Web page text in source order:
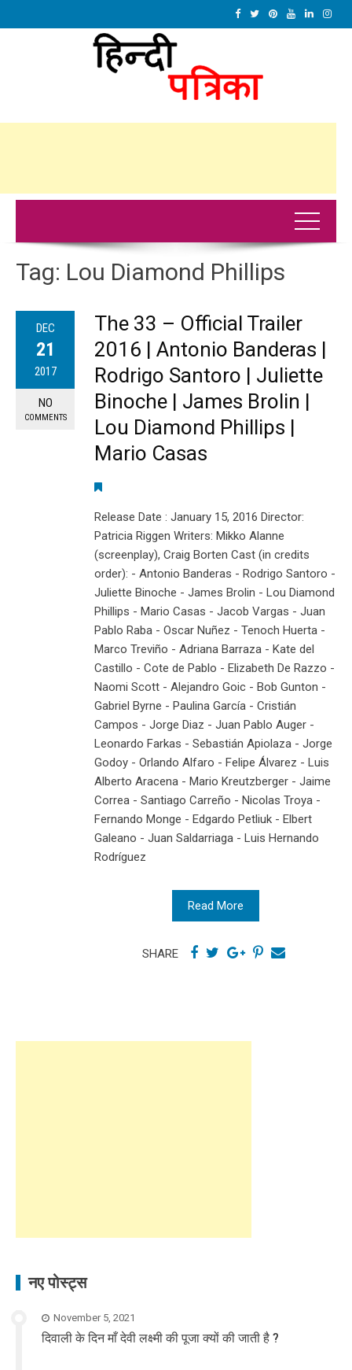
Tag: Lou Diamond Phillips
DEC
21
2017
NO
COMMENTS
The 33 – Official Trailer
2016 | Antonio Banderas |
Rodrigo Santoro | Juliette
Binoche | James Brolin |
Lou Diamond Phillips |
Mario Casas
Release Date : January 15, 2016 Director:
Patricia Riggen Writers: Mikko Alanne
(screenplay), Craig Borten Cast (in credits
order): - Antonio Banderas - Rodrigo Santoro -
Juliette Binoche - James Brolin - Lou Diamond
Phillips - Mario Casas - Jacob Vargas - Juan
Pablo Raba - Oscar Nuñez - Tenoch Huerta -
Marco Treviño - Adriana Barraza - Kate del
Castillo - Cote de Pablo - Elizabeth De Razzo -
Naomi Scott - Alejandro Goic - Bob Gunton -
Gabriel Byrne - Paulina García - Cristián
Campos - Jorge Diaz - Juan Pablo Auger -
Leonardo Farkas - Sebastián Apiolaza - Jorge
Godoy - Orlando Alfaro - Felipe Álvarez - Luis
Alberto Aracena - Mario Kreutzberger - Jaime
Correa - Santiago Carreño - Nicolas Troya -
Fernando Monge - Edgardo Petliuk - Elbert
Galeano - Juan Saldarriaga - Luis Hernando
Rodríguez
Read More
SHARE
नए पोस्ट्स
November 5, 2021
दिवाली के दिन माँ देवी लक्ष्मी की पूजा क्यों की जाती है ?